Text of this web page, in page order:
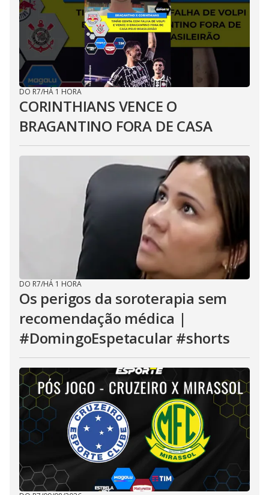
DO R7/HÁ 1 HORA
CORINTHIANS VENCE O
BRAGANTINO FORA DE CASA
DO R7/HÁ 1 HORA
Os perigos da soroterapia sem
recomendação médica |
#DomingoEspetacular #shorts